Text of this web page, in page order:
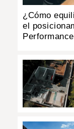
¿Cómo
el